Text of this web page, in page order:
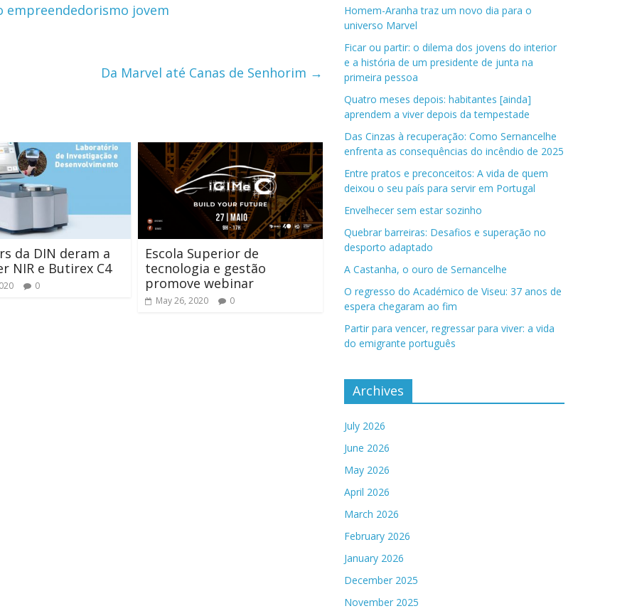
jovem
Da Marvel até Canas de Senhorim →
da DIN deram a
NIR e Butirex C4
0
Escola Superior de
tecnologia e gestão
promove webinar
May 26, 2020 0
Homem-Aranha traz um novo dia para o
universo Marvel
Ficar ou partir: o dilema dos jovens do interior
e a história de um presidente de junta na
primeira pessoa
Quatro meses depois: habitantes [ainda]
aprendem a viver depois da tempestade
Das Cinzas à recuperação: Como Sernancelhe
enfrenta as consequências do incêndio de 2025
Entre pratos e preconceitos: A vida de quem
deixou o seu país para servir em Portugal
Envelhecer sem estar sozinho
Quebrar barreiras: Desafios e superação no
desporto adaptado
A Castanha, o ouro de Sernancelhe
O regresso do Académico de Viseu: 37 anos de
espera chegaram ao fim
Partir para vencer, regressar para viver: a vida
do emigrante português
Archives
July 2026
June 2026
May 2026
April 2026
March 2026
February 2026
January 2026
December 2025
November 2025